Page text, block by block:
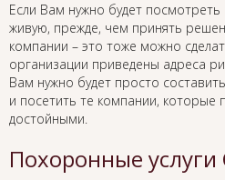
Если Вам нужно будет
живую, прежде, чем принять
компании – это тоже можно
организации приведены адреса
Вам нужно будет просто
и посетить те компании, которые
достойными.
Похоронные услуги